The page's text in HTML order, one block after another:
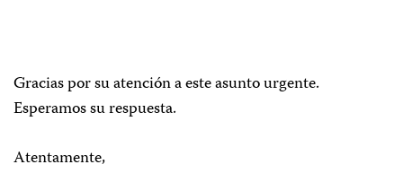
Gracias por su atención a este asunto urgente.
Esperamos su respuesta.
Atentamente,